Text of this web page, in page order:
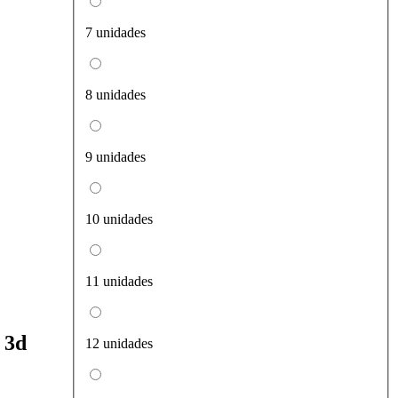
7 unidades
8 unidades
9 unidades
10 unidades
11 unidades
12 unidades